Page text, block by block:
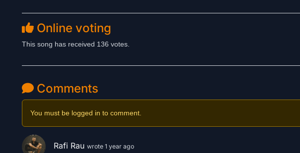
Online voting
This song has received 136 votes.
Comments
You must be logged in to comment.
Rafi Rau wrote 1 year ago